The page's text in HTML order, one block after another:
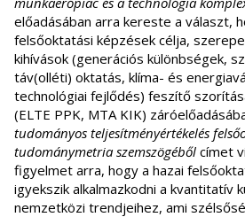
előadásában arra kereste a választ,
felsőoktatási képzések célja,
kihívások (generációs különbségek,
táv(olléti) oktatás, klíma- és
technológiai fejlődés) feszítő
(ELTE PPK, MTA KIK)
tudományos teljesítményértékelés
tudománymetria szemszögéből címet
figyelmet arra, hogy a hazai
igyekszik alkalmazkodni a kvantitatív
nemzetközi trendjeihez, ami